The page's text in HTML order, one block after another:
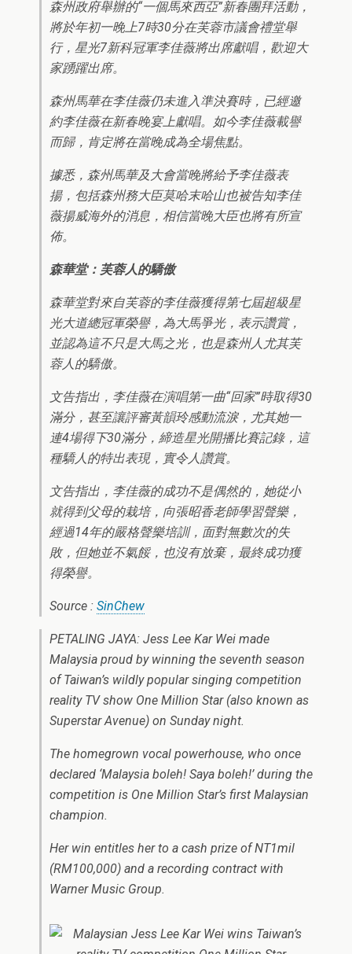
森州政府舉辦的“一個馬來西亞”新春團拜活動，
將於年初一晚上7時30分在芙蓉市議會禮堂舉
行，星光7新科冠軍李佳薇將出席獻唱，歡迎大
家踴躍出席。
森州馬華在李佳薇仍未進入準決賽時，已經邀
約李佳薇在新春晚宴上獻唱。如今李佳薇載譽
而歸，肯定將在當晚成為全場焦點。
據悉，森州馬華及大會當晚將給予李佳薇表
揚，包括森州務大臣莫哈末哈山也被告知李佳
薇揚威海外的消息，相信當晚大臣也將有所宣
佈。
森華堂：芙蓉人的驕傲
森華堂對來自芙蓉的李佳薇獲得第七屆超級星
光大道總冠軍榮譽，為大馬爭光，表示讚賞，
並認為這不只是大馬之光，也是森州人尤其芙
蓉人的驕傲。
文告指出，李佳薇在演唱第一曲“回家”時取得30
滿分，甚至讓評審黃韻玲感動流淚，尤其她一
連4場得下30滿分，締造星光開播比賽記錄，這
種驕人的特出表現，實令人讚賞。
文告指出，李佳薇的成功不是偶然的，她從小
就得到父母的栽培，向張昭香老師學習聲樂，
經過14年的嚴格聲樂培訓，面對無數次的失
敗，但她並不氣餒，也沒有放棄，最終成功獲
得榮譽。
Source : SinChew
PETALING JAYA: Jess Lee Kar Wei made
Malaysia proud by winning the seventh season
of Taiwan’s wildly popular singing competition
reality TV show One Million Star (also known as
Superstar Avenue) on Sunday night.
The homegrown vocal powerhouse, who once
declared ‘Malaysia boleh! Saya boleh!’ during the
competition is One Million Star’s first Malaysian
champion.
Her win entitles her to a cash prize of NT1mil
(RM100,000) and a recording contract with
Warner Music Group.